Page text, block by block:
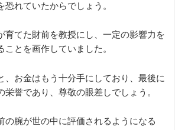
恐れていたからでしょう。
育てた財前を教授にし、一定の影響力を
ことを画作していました。
、お金はもう十分手にしており、最後に
栄誉であり、尊敬の眼差しでしょう。
の腕が世の中に評価されるようになる